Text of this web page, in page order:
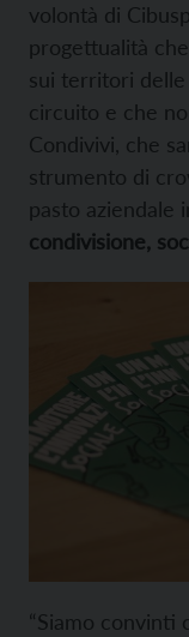
volontà di
progettualità
sui territori
circuito e che
Condivivi, che
strumento di
pasto aziendale
condivisione,
“Siamo convinti